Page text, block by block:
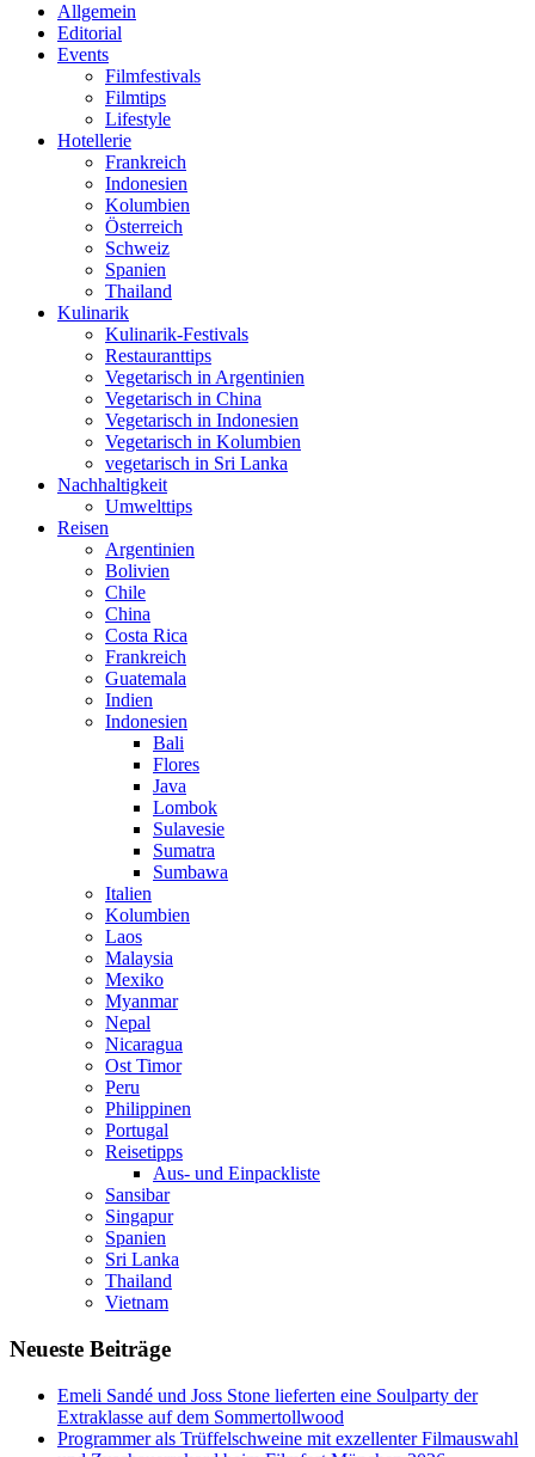
Allgemein
Editorial
Events
Filmfestivals
Filmtips
Lifestyle
Hotellerie
Frankreich
Indonesien
Kolumbien
Österreich
Schweiz
Spanien
Thailand
Kulinarik
Kulinarik-Festivals
Restauranttips
Vegetarisch in Argentinien
Vegetarisch in China
Vegetarisch in Indonesien
Vegetarisch in Kolumbien
vegetarisch in Sri Lanka
Nachhaltigkeit
Umwelttips
Reisen
Argentinien
Bolivien
Chile
China
Costa Rica
Frankreich
Guatemala
Indien
Indonesien
Bali
Flores
Java
Lombok
Sulavesie
Sumatra
Sumbawa
Italien
Kolumbien
Laos
Malaysia
Mexiko
Myanmar
Nepal
Nicaragua
Ost Timor
Peru
Philippinen
Portugal
Reisetipps
Aus- und Einpackliste
Sansibar
Singapur
Spanien
Sri Lanka
Thailand
Vietnam
Neueste Beiträge
Emeli Sandé und Joss Stone lieferten eine Soulparty der
Extraklasse auf dem Sommertollwood
Programmer als Trüffelschweine mit exzellenter Filmauswahl